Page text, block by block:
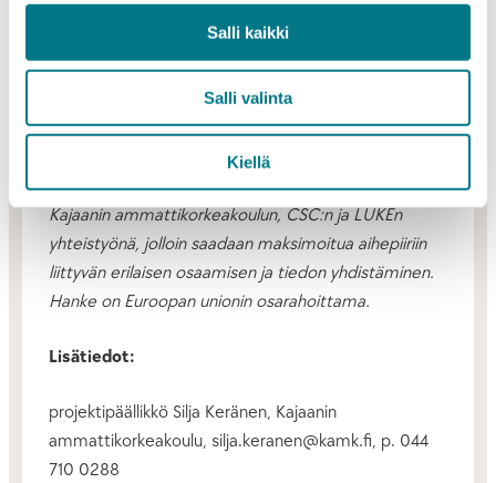
Salli kaikki
Salli valinta
Kiellä
Konesalien hukkalämmöt hyödyksi -hanke aloitti
toimintansa tammikuussa 2024. Hankkeen
tavoitteena on parantaa Kajaanin houkuttelevuutta
uusille konesali-investoinneille valmistelemalla uusia
konkreettisia hukkalämmön
hyödyntämismahdollisuuksia. Hanke toteutetaan
Kajaanin ammattikorkeakoulun, CSC:n ja LUKEn
yhteistyönä, jolloin saadaan maksimoitua aihepiiriin
liittyvän erilaisen osaamisen ja tiedon yhdistäminen.
Hanke on Euroopan unionin osarahoittama.
Lisätiedot:
projektipäällikkö Silja Keränen, Kajaanin
ammattikorkeakoulu, silja.keranen@kamk.fi, p. 044
710 0288